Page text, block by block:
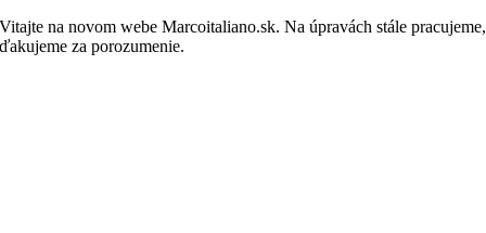
Skip
to
Vitajte na novom webe Marcoitaliano.sk. Na úpravách stále pracujeme,
ďakujeme za porozumenie.